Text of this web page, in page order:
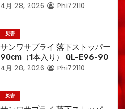
4月 28, 2026 Phi72110
災害
サンワサプライ 落下ストッパー
90cm（1本入り） QL-E96-90
4月 28, 2026 Phi72110
災害